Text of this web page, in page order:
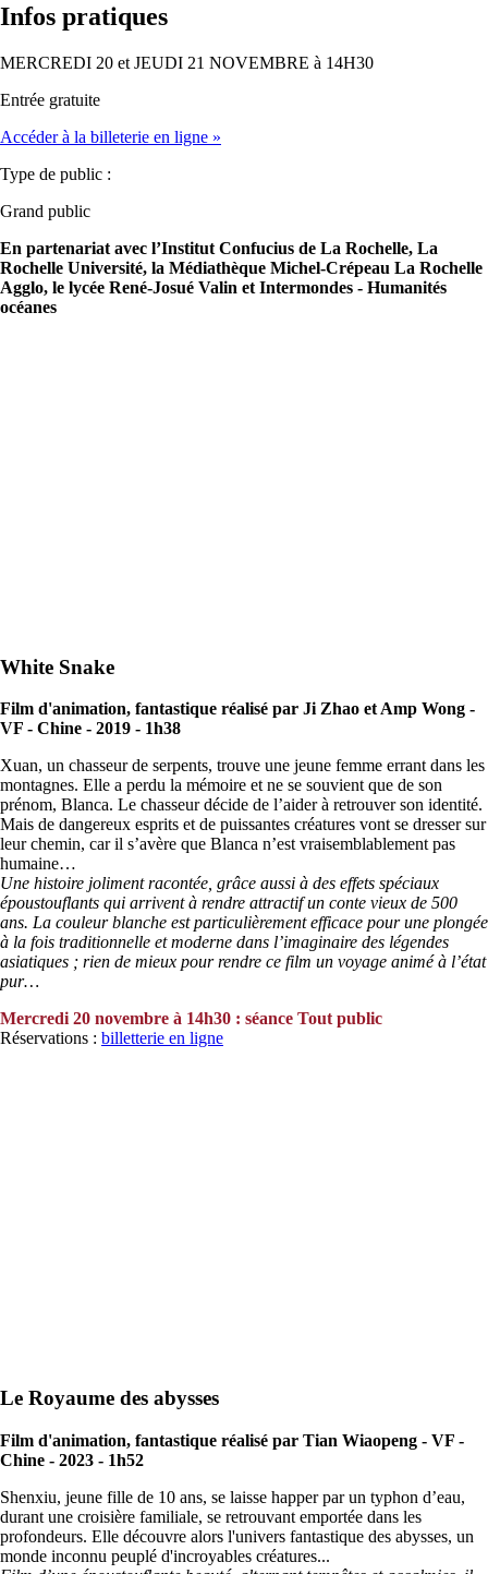
Infos pratiques
MERCREDI 20 et JEUDI 21 NOVEMBRE à 14H30
Entrée gratuite
Accéder à la billeterie en ligne »
Type de public :
Grand public
En partenariat avec l’Institut Confucius de La Rochelle, La
Rochelle Université, la Médiathèque Michel-Crépeau La Rochelle
Agglo, le lycée René-Josué Valin et Intermondes - Humanités
océanes
White Snake
Film d'animation, fantastique réalisé par Ji Zhao et Amp Wong -
VF - Chine - 2019 - 1h38
Xuan, un chasseur de serpents, trouve une jeune femme errant dans les
montagnes. Elle a perdu la mémoire et ne se souvient que de son
prénom, Blanca. Le chasseur décide de l’aider à retrouver son identité.
Mais de dangereux esprits et de puissantes créatures vont se dresser sur
leur chemin, car il s’avère que Blanca n’est vraisemblablement pas
humaine…
Une histoire joliment racontée, grâce aussi à des effets spéciaux
époustouflants qui arrivent à rendre attractif un conte vieux de 500
ans. La couleur blanche est particulièrement efficace pour une plongée
à la fois traditionnelle et moderne dans l’imaginaire des légendes
asiatiques ; rien de mieux pour rendre ce film un voyage animé à l’état
pur…
Mercredi 20 novembre à 14h30 : séance Tout public
Réservations : billetterie en ligne
Le Royaume des abysses
Film d'animation, fantastique réalisé par Tian Wiaopeng - VF -
Chine - 2023 - 1h52
Shenxiu, jeune fille de 10 ans, se laisse happer par un typhon d’eau,
durant une croisière familiale, se retrouvant emportée dans les
profondeurs. Elle découvre alors l'univers fantastique des abysses, un
monde inconnu peuplé d'incroyables créatures...